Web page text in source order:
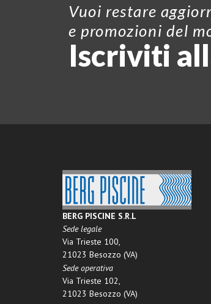
Vuoi restare
e promozioni del
Iscriviti
BERG PISCINE S.R.L
Sede legale
Via Trieste 100,
21023 Besozzo (VA)
Sede operativa
Via Trieste 102,
21023 Besozzo (VA)